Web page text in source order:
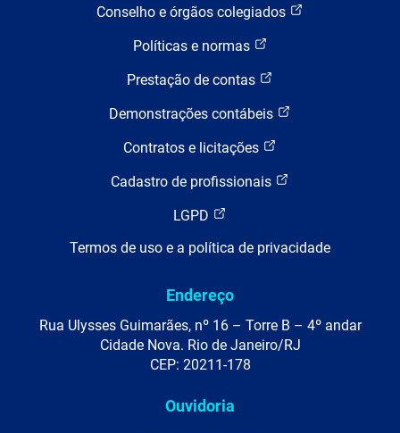
Conselho e órgãos colegiados
Políticas e normas
Prestação de contas
Demonstrações contábeis
Contratos e licitações
Cadastro de profissionais
LGPD
Termos de uso e a política de privacidade
Endereço
Rua Ulysses Guimarães, nº 16 – Torre B – 4º andar
Cidade Nova. Rio de Janeiro/RJ
CEP: 20211-178
Ouvidoria